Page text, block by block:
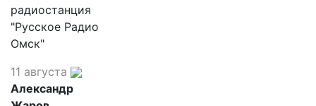
радиостанция
"Русское Радио
Омск"
11 августа
Александр